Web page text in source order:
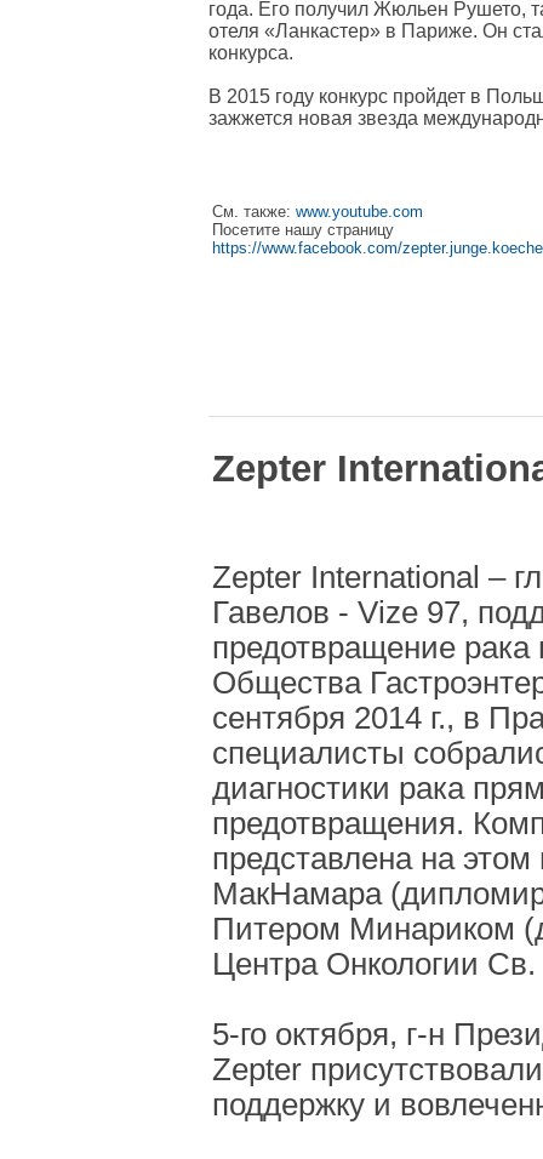
года. Его получил Жюльен Рушето,
отеля «Ланкастер» в Париже. Он
конкурса.
В 2015 году конкурс пройдет в
зажжется новая звезда
См. также: www.youtube.com
Посетите нашу страницу
https://www.facebook.com/
Zepter
Zepter International –
Гавелов - Vize 97,
предотвращение
Общества
сентября 2014 г., в
специалисты
диагностики рака
предотвращения.
представлена на
МакНамара
Питером Минариком
Центра Онкологии
5-го октября, г-н
Zepter
поддержку и